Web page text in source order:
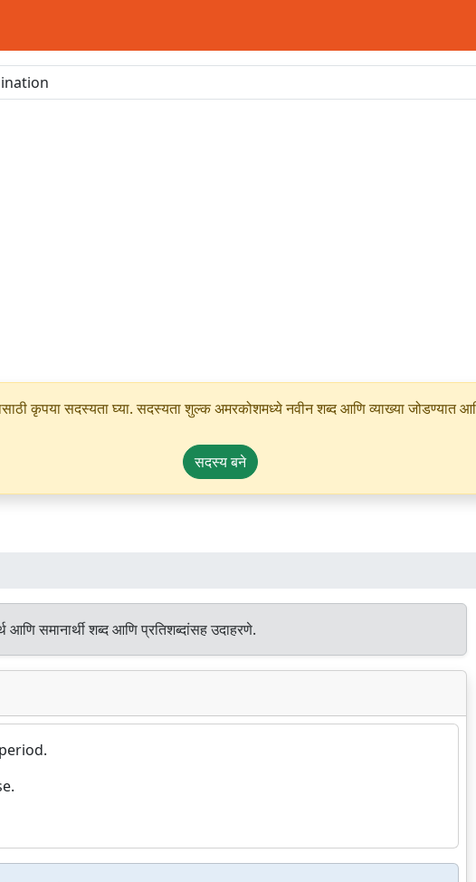
कृपया सदस्यता घ्या. सदस्यता शुल्क अमरकोशमध्ये नवीन शब्द आणि व्याख्या जोडण्यात
सदस्य बने
आणि समानार्थी शब्द आणि प्रतिशब्दांसह उदाहरणे.